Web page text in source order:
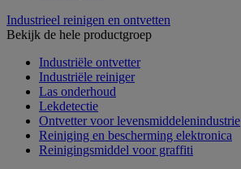
Industrieel reinigen en ontvetten
Bekijk de hele productgroep
Industriële ontvetter
Industriële reiniger
Las onderhoud
Lekdetectie
Ontvetter voor levensmiddelenindustrie
Reiniging en bescherming elektronica
Reinigingsmiddel voor graffiti